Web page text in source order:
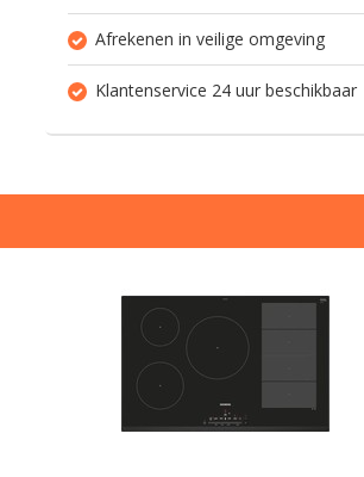
Afrekenen in veilige omgeving
Klantenservice 24 uur beschikbaar